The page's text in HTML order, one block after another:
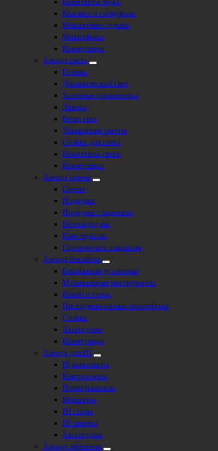
Колонки и сабвуферы
Микшерные пульты
Микрофоны
Коммутация
Аренда света
Головы
Динамический свет
Заливные прожекторы
Лазеры
Ретро свет
Управление светом
Стойки для света
Комплекты света
Коммутация
Аренда сцены
Сцены
Подиумы
Подиумы с задником
Европодиумы
Конструкции
Сценические покрытия
Аренда бэклайна
Барабанные установки
Музыкальные инструменты
Комбо и стеки
Инструментальные микрофоны
Стойки
Аксессуары
Коммутация
Аренда для DJ
Dj-комплекты
Контроллеры
Проигрыватели
Микшеры
DJ столы
DJ ширмы
Акссесуары
Аренда эффектов